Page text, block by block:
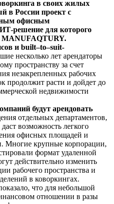
в своих жилых
в России проект с
офисным
решение для которого
MANUFAQTURY.
и built–to–suit-
несколько лет арендаторы
пространству за счет
незакрепленных рабочих
продолжит расти и дойдет до
недвижимости
будут арендовать
отдельных департаментов,
возможность легкого
офисных площадей и
Многие крупные корпорации,
формат удаленной
действительно изменить
рабочего пространства и
в коворкингах.
что для небольшой
отношении в разы